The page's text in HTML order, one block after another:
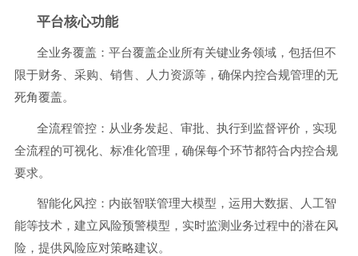
平台核心功能
全业务覆盖：平台覆盖企业所有关键业务领域，包括但不
限于财务、采购、销售、人力资源等，确保内控合规管理的无
死角覆盖。
全流程管控：从业务发起、审批、执行到监督评价，实现
全流程的可视化、标准化管理，确保每个环节都符合内控合规
要求。
智能化风控：内嵌智联管理大模型，运用大数据、人工智
能等技术，建立风险预警模型，实时监测业务过程中的潜在风
险，提供风险应对策略建议。